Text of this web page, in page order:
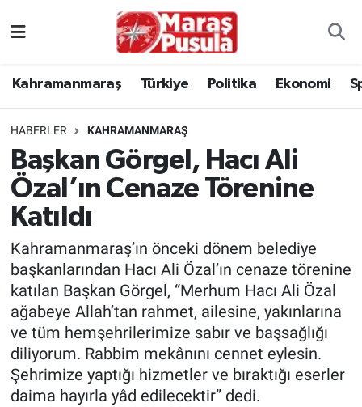
Kahramanmaraş Türkiye Politika Ekonomi
HABERLER KAHRAMANMARAŞ
Başkan Görgel, Hacı Ali
Özal’ın Cenaze Törenine
Katıldı
Kahramanmaraş’ın önceki dönem belediye
başkanlarından Hacı Ali Özal’ın cenaze törenine
katılan Başkan Görgel, “Merhum Hacı Ali Özal
ağabeye Allah’tan rahmet, ailesine, yakınlarına
ve tüm hemşehrilerimize sabır ve başsağlığı
diliyorum. Rabbim mekânını cennet eylesin.
Şehrimize yaptığı hizmetler ve bıraktığı eserler
daima hayırla yâd edilecektir” dedi.
Politika
Ekonomi
Spor
Kültür Sanat
Sağlık
TEKNOLOJİ
İstanbul Trafik Yoğunluk Haritası
Süper Lig Puan Durumu ve Fikstür
Tüm Manşetler
Son Dakika Haberleri
Haber Arşivi